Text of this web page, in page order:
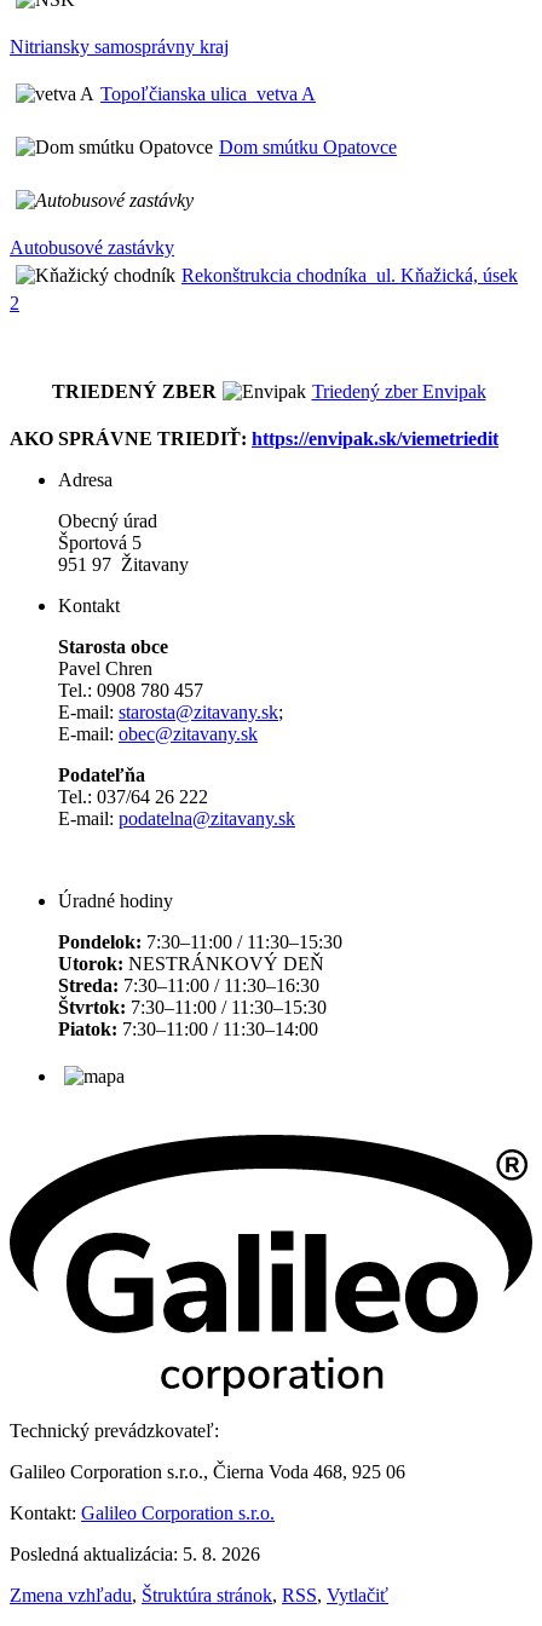
Nitriansky samosprávny kraj
Topoľčianska ulica_vetva A
Dom smútku Opatovce
Autobusové zastávky
Rekonštrukcia chodníka_ul. Kňažická, úsek
2
TRIEDENÝ ZBER Triedený zber Envipak
AKO SPRÁVNE TRIEDIŤ: https://envipak.sk/viemetriedit
Adresa
Obecný úrad
Športová 5
951 97 Žitavany
Kontakt
Starosta obce
Pavel Chren
Tel.: 0908 780 457
E-mail: starosta@zitavany.sk;
E-mail: obec@zitavany.sk
Podateľňa
Tel.: 037/64 26 222
E-mail: podatelna@zitavany.sk
Úradné hodiny
Pondelok: 7:30–11:00 / 11:30–15:30
Utorok: NESTRÁNKOVÝ DEŇ
Streda: 7:30–11:00 / 11:30–16:30
Štvrtok: 7:30–11:00 / 11:30–15:30
Piatok: 7:30–11:00 / 11:30–14:00
Technický prevádzkovateľ:
Galileo Corporation s.r.o., Čierna Voda 468, 925 06
Kontakt: Galileo Corporation s.r.o.
Posledná aktualizácia: 5. 8. 2026
Zmena vzhľadu, Štruktúra stránok, RSS, Vytlačiť